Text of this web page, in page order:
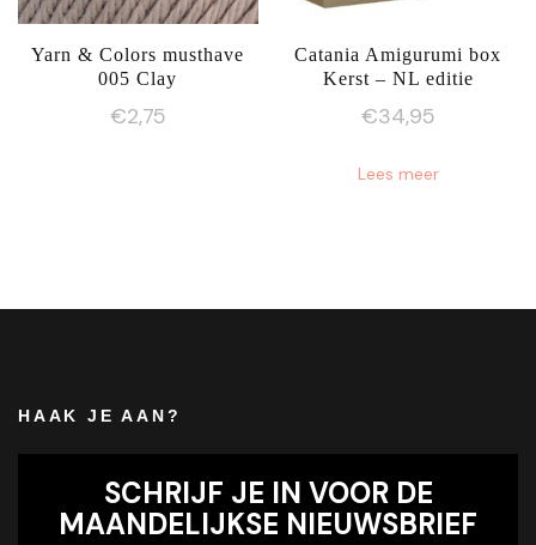
Yarn & Colors musthave
005 Clay
€2,75
Catania Amigurumi box
Kerst – NL editie
€34,95
Lees meer
HAAK JE AAN?
SCHRIJF JE IN VOOR DE
MAANDELIJKSE NIEUWSBRIEF